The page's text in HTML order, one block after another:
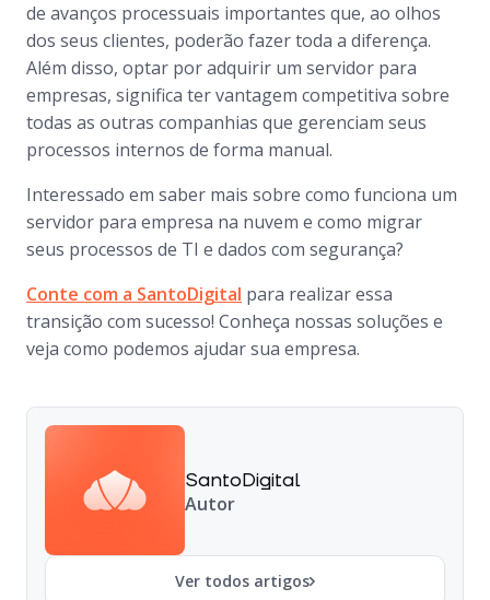
de avanços processuais importantes que, ao olhos
dos seus clientes, poderão fazer toda a diferença.
Além disso, optar por adquirir um servidor para
empresas, significa ter vantagem competitiva sobre
todas as outras companhias que gerenciam seus
processos internos de forma manual.
Interessado em saber mais sobre como funciona um
servidor para empresa na nuvem e como migrar
seus processos de TI e dados com segurança?
Conte com a SantoDigital para realizar essa
transição com sucesso! Conheça nossas soluções e
veja como podemos ajudar sua empresa.
SantoDigital
Autor
Ver todos artigos